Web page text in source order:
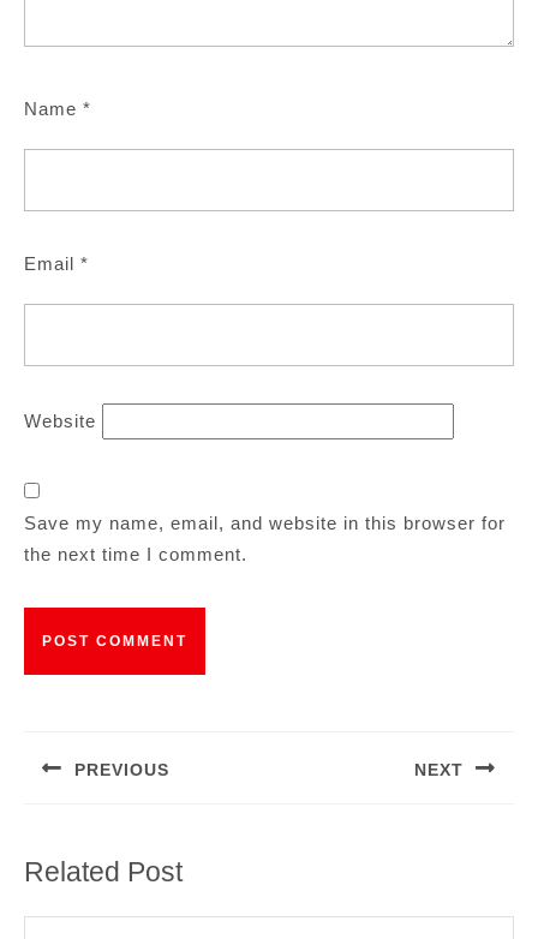
Name *
Email *
Website
Save my name, email, and website in this browser for
the next time I comment.
PREVIOUS NEXT
Related Post